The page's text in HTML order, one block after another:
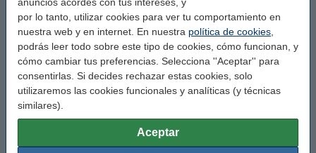
por lo tanto, utilizar cookies para ver tu comportamiento en
nuestra web y en internet. En nuestra política de cookies
podrás leer todo sobre este tipo de cookies, cómo funcionan, y
cómo cambiar tus preferencias. Selecciona ''Aceptar'' para
consentirlas. Si decides rechazar estas cookies, solo
utilizaremos las cookies funcionales y analíticas (y técnicas
similares).
Aceptar
T2140
T2145
T2150
T2155